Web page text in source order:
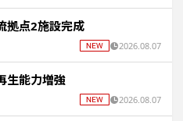
拠点2施設完成
2026.08.07
生能力増強
2026.08.07